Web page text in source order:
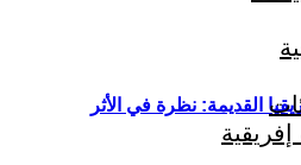
القديمة: نظرة في الأثر